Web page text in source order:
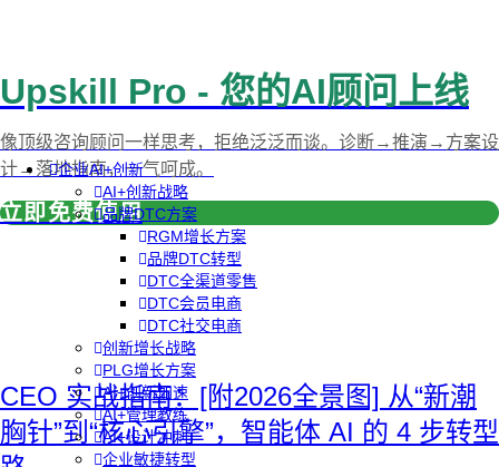
企业AI+创新
AI+创新战略
品牌DTC方案
RGM增长方案
品牌DTC转型
DTC全渠道零售
DTC会员电商
DTC社交电商
创新增长战略
PLG增长方案
AI+创新加速
AI+管理教练
AI+设计冲刺
企业敏捷转型
Upskill Pro - 您的AI顾问上线
像顶级咨询顾问一样思考，拒绝泛泛而谈。诊断→推演→方案设
计→落地指南，一气呵成。
立即免费使用
CEO 实战指南：[附2026全景图] 从“新潮
胸针”到“核心引擎”，智能体 AI 的 4 步转型